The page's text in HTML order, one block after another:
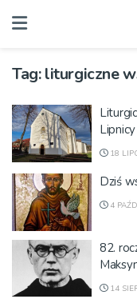
Tag:liturgiczne
Lipnicy
18
Dziś
4
82.
14